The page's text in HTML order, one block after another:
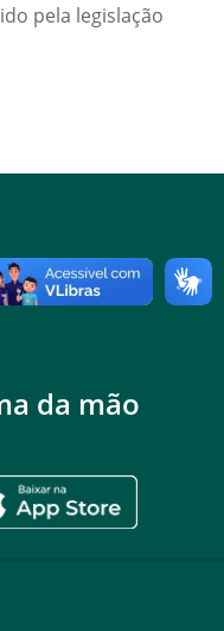
pela legislação
da mão